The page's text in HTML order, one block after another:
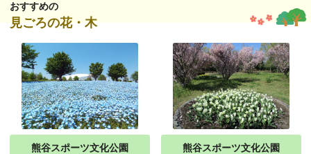
おすすめの
見ごろの花・木
熊谷スポーツ文化公園 熊谷スポーツ文化公園